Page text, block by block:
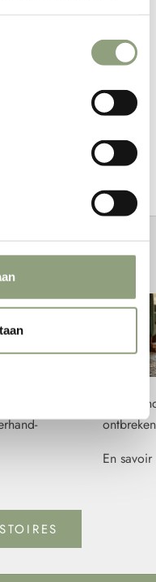
d'herbes, d'épices, d'ail
pesto, de la pâte de
feu
En